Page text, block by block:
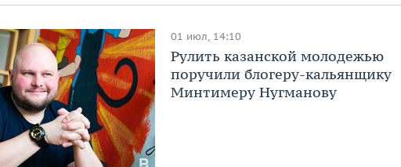
01 июл, 14:10
Рулить казанской молодежью
поручили блогеру-кальянщику
Минтимеру Нугманову